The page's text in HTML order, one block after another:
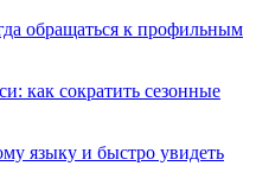
обращаться к профильным
как сократить сезонные
языку и быстро увидеть